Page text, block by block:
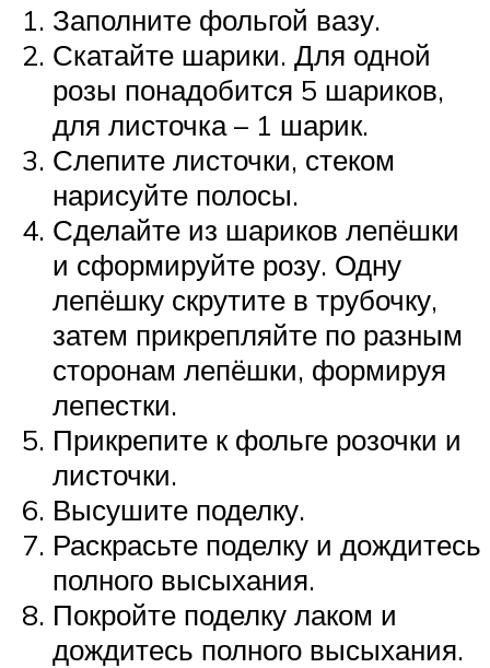
Заполните фольгой вазу.
Скатайте шарики. Для одной
розы понадобится 5 шариков,
для листочка – 1 шарик.
Слепите листочки, стеком
нарисуйте полосы.
Сделайте из шариков лепёшки
и сформируйте розу. Одну
лепёшку скрутите в трубочку,
затем прикрепляйте по разным
сторонам лепёшки, формируя
лепестки.
Прикрепите к фольге розочки и
листочки.
Высушите поделку.
Раскрасьте поделку и дождитесь
полного высыхания.
Покройте поделку лаком и
дождитесь полного высыхания.